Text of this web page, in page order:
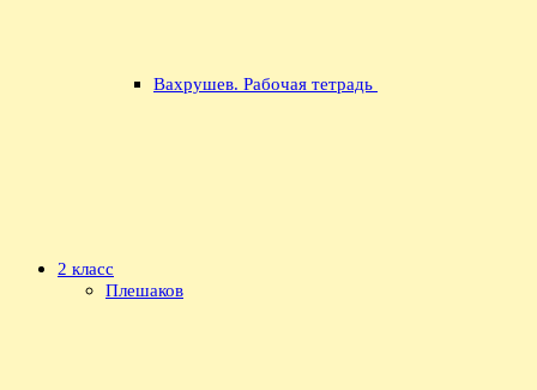
Вахрушев. Рабочая тетрадь
2 класс
Плешаков